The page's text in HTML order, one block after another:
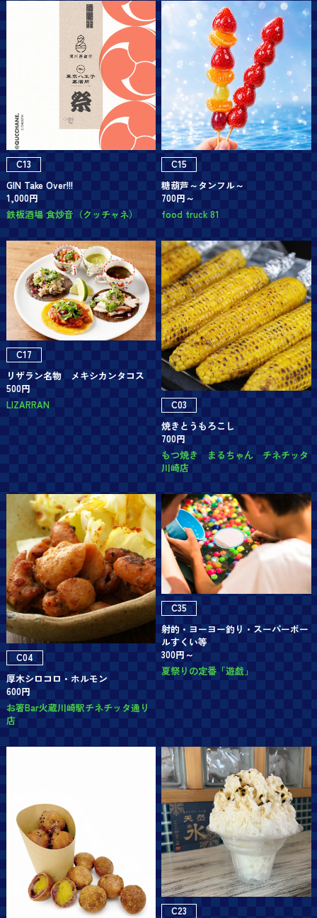
C13
GIN Take Over!!!
1,000円
鉄板酒場 食炒音（クッチャネ）
C15
糖葫芦～タンフル～
700円～
food truck 81
C17
リザラン名物 メキシカンタコス
500円
LIZARRAN
C03
焼きとうもろこし
700円
もつ焼き まるちゃん チネチッタ
川崎店
C04
厚木シロコロ・ホルモン
600円
お箸Bar火蔵川崎駅チネチッタ通り
店
C35
射的・ヨーヨー釣り・スーパーボー
ルすくい等
300円～
夏祭りの定番「遊戯」
C23